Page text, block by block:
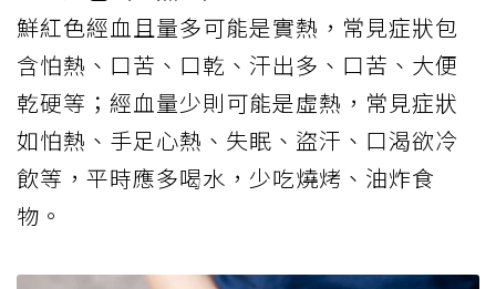
鮮紅色經血且量多可能是實熱，常見症狀包
含怕熱、口苦、口乾、汗出多、口苦、大便
乾硬等；經血量少則可能是虛熱，常見症狀
如怕熱、手足心熱、失眠、盜汗、口渴欲冷
飲等，平時應多喝水，少吃燒烤、油炸食
物。